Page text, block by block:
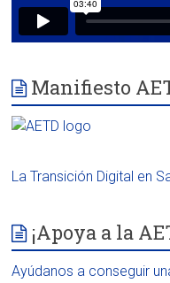
Manifiesto
La Transición Digital en
¡Apoya a la
Ayúdanos a conseguir